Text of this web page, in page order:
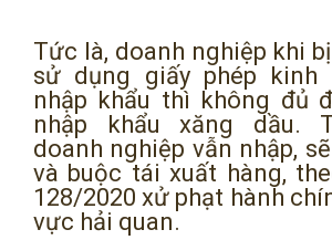
Tức là, doanh nghiệp khi
sử dụng giấy phép kinh
nhập khẩu thì không đủ
nhập khẩu xăng dầu.
doanh nghiệp vẫn nhập,
và buộc tái xuất hàng,
128/2020 xử phạt hành
vực hải quan.